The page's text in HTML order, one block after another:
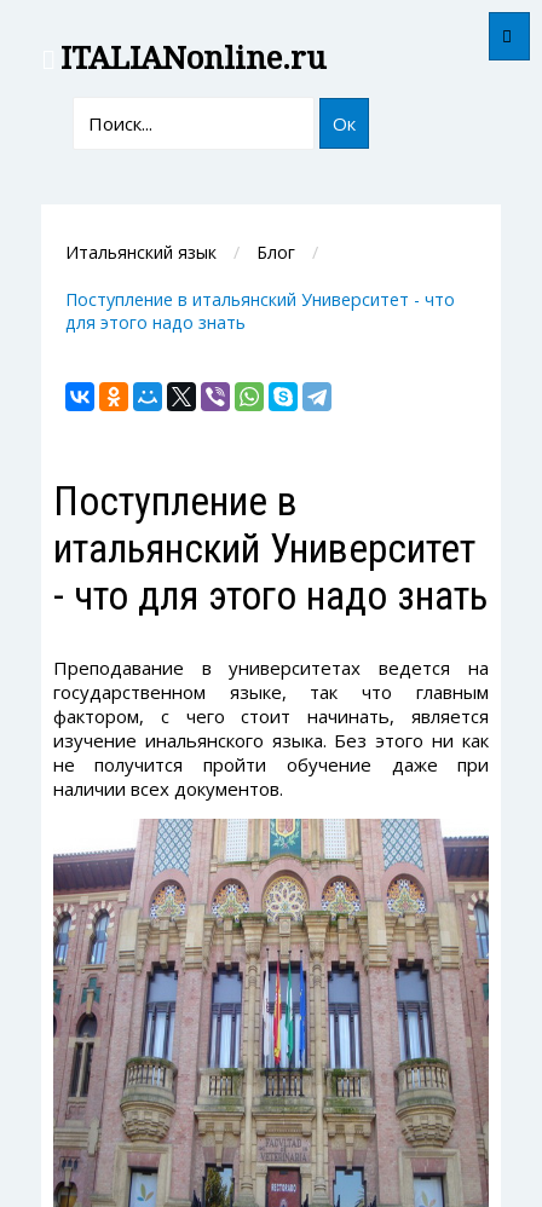
ITALIANonline.ru
Ок
Итальянский язык Блог
Поступление в итальянский Университет - что
для этого надо знать
Поступление в
итальянский Университет
- что для этого надо знать
Преподавание в университетах ведется на
государственном языке, так что главным
фактором, с чего стоит начинать, является
изучение инальянского языка. Без этого ни как
не получится пройти обучение даже при
наличии всех документов.